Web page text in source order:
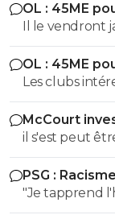
OL : 45ME
Il le vendront
OL : 45ME
Les clubs
bonnes
évident que
risques et
mettre une
McCourt
il s'est peut
u coup
PSG :
"Je tapprend
LOL LOL tu